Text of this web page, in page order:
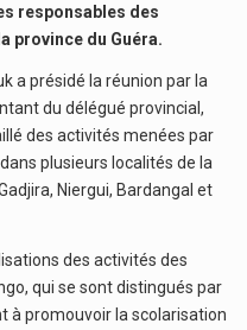
responsables des
province du Guéra.
a présidé la réunion par la
du délégué provincial,
des activités menées par
plusieurs localités de la
Niergui, Bardangal et
des activités des
qui se sont distingués par
à promouvoir la scolarisation